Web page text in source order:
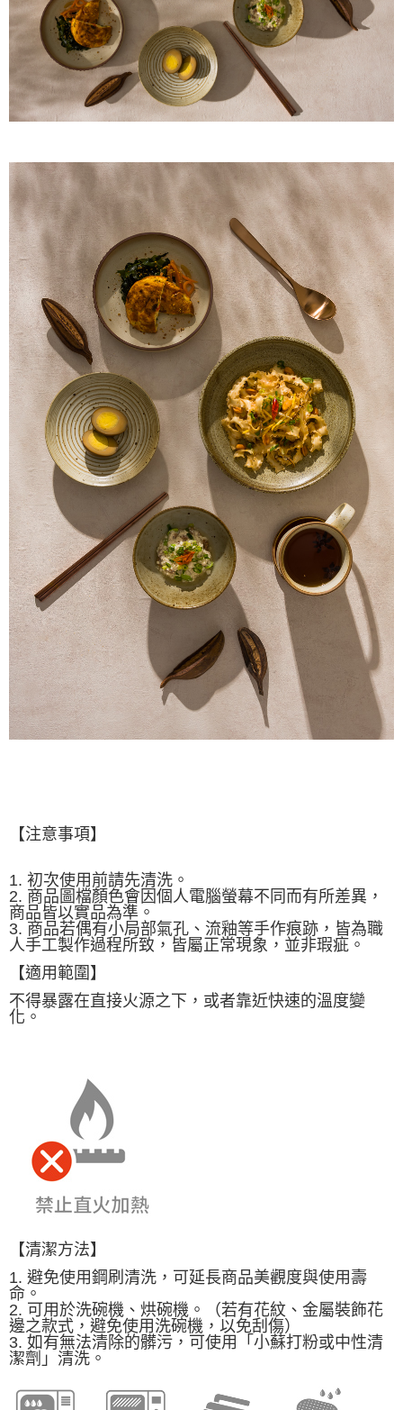
【注意事項】
1. 初次使用前請先清洗。
2. 商品圖檔顏色會因個人電腦螢幕不同而有所差異，
商品皆以實品為準。
3. 商品若偶有小局部氣孔、流釉等手作痕跡，皆為職
人手工製作過程所致，皆屬正常現象，並非瑕疵。
【適用範圍】
不得暴露在直接火源之下，或者靠近快速的溫度變
化。
【清潔方法】
1. 避免使用鋼刷清洗，可延長商品美觀度與使用壽
命。
2. 可用於洗碗機、烘碗機。（若有花紋、金屬裝飾花
邊之款式，避免使用洗碗機，以免刮傷）
3. 如有無法清除的髒污，可使用「小蘇打粉或中性清
潔劑」清洗。